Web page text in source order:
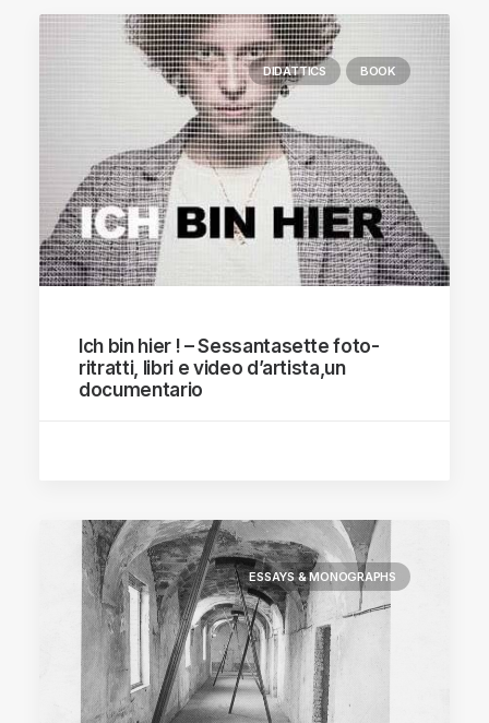
DIDATTICS BOOK
Ich bin hier ! – Sessantasette foto-
ritratti, libri e video d’artista,un
documentario
ESSAYS & MONOGRAPHS